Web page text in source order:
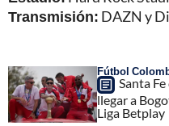
Transmisión: DAZN y
Fútbol
Santa
llegar a
Liga Betplay